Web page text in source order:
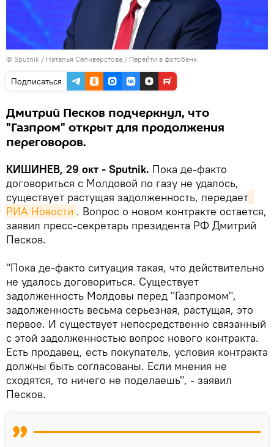
© Sputnik / Наталья Селиверстова / Перейти в фотобанк
Подписаться
Дмитрий Песков подчеркнул, что
"Газпром" открыт для продолжения
переговоров.
КИШИНЕВ, 29 окт - Sputnik. Пока де-факто
договориться с Молдовой по газу не удалось,
существует растущая задолженность, передает
РИА Новости . Вопрос о новом контракте остается,
заявил пресс-секретарь президента РФ Дмитрий
Песков.
"Пока де-факто ситуация такая, что действительно
не удалось договориться. Существует
задолженность Молдовы перед "Газпромом",
задолженность весьма серьезная, растущая, это
первое. И существует непосредственно связанный
с этой задолженностью вопрос нового контракта.
Есть продавец, есть покупатель, условия контракта
должны быть согласованы. Если мнения не
сходятся, то ничего не поделаешь", - заявил
Песков.